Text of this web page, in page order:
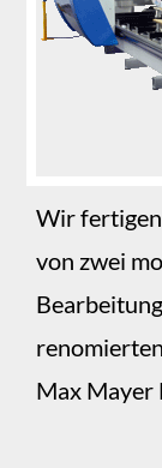
Wir
von zwei
Max Mayer